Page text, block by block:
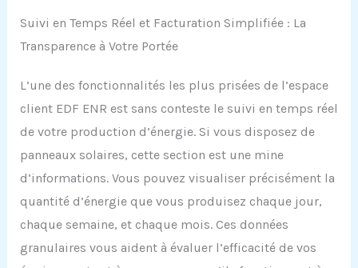
Suivi en Temps Réel et Facturation Simplifiée : La
Transparence à Votre Portée
L’une des fonctionnalités les plus prisées de l’espace
client EDF ENR est sans conteste le suivi en temps réel
de votre production d’énergie. Si vous disposez de
panneaux solaires, cette section est une mine
d’informations. Vous pouvez visualiser précisément la
quantité d’énergie que vous produisez chaque jour,
chaque semaine, et chaque mois. Ces données
granulaires vous aident à évaluer l’efficacité de vos